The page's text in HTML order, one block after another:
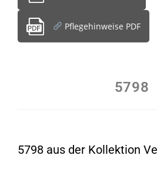
Pflegehinweise PDF
5798
5798 aus der Kollektion